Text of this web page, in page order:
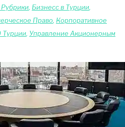
Pyбрики Бизнесс в Турции
Право Корпоративное
Турции Управление Акционерным